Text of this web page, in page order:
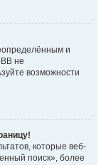
и
не
возможности
которые веб-
поиск», более